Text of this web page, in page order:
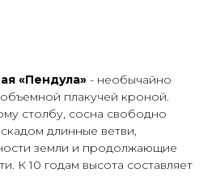
«Пендула» - необычайно
плакучей кроной.
столбу, сосна свободно
длинные ветви,
земли и продолжающие
К 10 годам высота составляет